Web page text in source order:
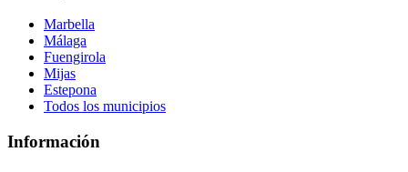
Marbella
Málaga
Fuengirola
Mijas
Estepona
Todos los municipios
Información